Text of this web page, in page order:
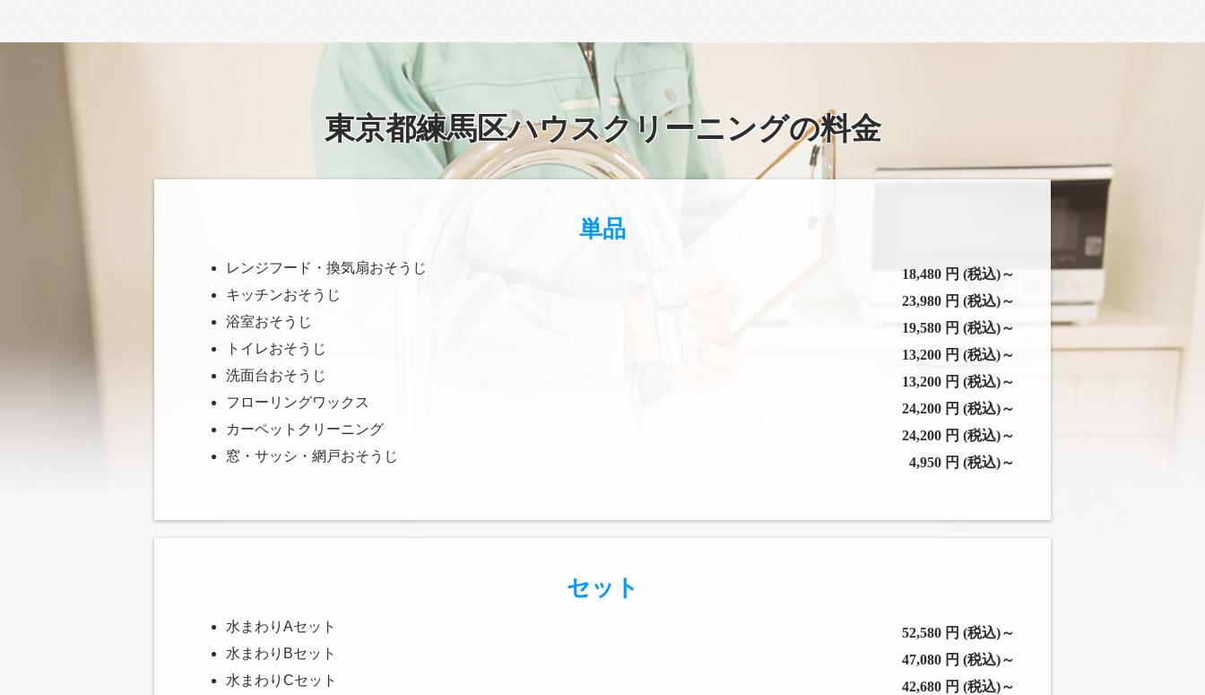
東京都練馬区ハウスクリーニングの料金
単品
レンジフード・換気扇おそうじ
18,480 円 (税込)～
キッチンおそうじ
23,980 円 (税込)～
浴室おそうじ
19,580 円 (税込)～
トイレおそうじ
13,200 円 (税込)～
洗面台おそうじ
13,200 円 (税込)～
フローリングワックス
24,200 円 (税込)～
カーペットクリーニング
24,200 円 (税込)～
窓・サッシ・網戸おそうじ
4,950 円 (税込)～
セット
水まわりAセット
52,580 円 (税込)～
水まわりBセット
47,080 円 (税込)～
水まわりCセット
42,680 円 (税込)～